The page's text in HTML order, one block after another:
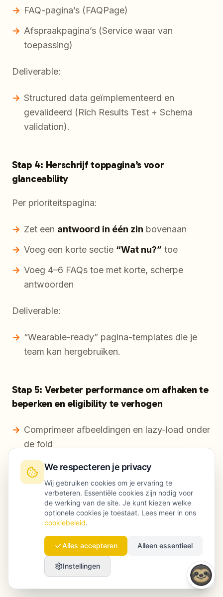
FAQ-pagina’s (FAQPage)
Afspraakpagina’s (Service waar van
toepassing)
Deliverable:
Structured data geïmplementeerd en
gevalideerd (Rich Results Test + Schema
validation).
Stap 4: Herschrijf toppagina’s voor
glanceability
Per prioriteitspagina:
Zet een antwoord in één zin bovenaan
Voeg een korte sectie “Wat nu?” toe
Voeg 4–6 FAQs toe met korte, scherpe
antwoorden
Deliverable:
“Wearable-ready” pagina-templates die je
team kan hergebruiken.
Stap 5: Verbeter performance om afhaken te
beperken en eligibility te verhogen
Comprimeer afbeeldingen en lazy-load onder
de fold
Beperk third-party scripts
Preload kritieke resources
Check Core Web Vitals in Search Console
Een performance-backlog met owners en
deadlines.
We respecteren je privacy
Wij gebruiken cookies om je ervaring te
verbeteren. Essentiële cookies zijn nodig voor
de werking van de site. Je kunt kiezen welke
optionele cookies je toestaat. Lees meer in ons
cookiebeleid.
Alles accepteren Alleen essentieel
Instellingen